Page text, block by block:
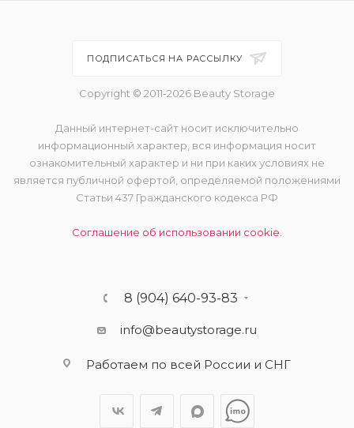
ПОДПИСАТЬСЯ НА РАССЫЛКУ
Copyright © 2011-2026 Beauty Storage
Данный интернет-сайт носит исключительно
информационный характер, вся информация носит
ознакомительный характер и ни при каких условиях не
является публичной офертой, определяемой положениями
Статьи 437 Гражданского кодекса РФ
Соглашение об использовании cookie.
8 (904) 640-93-83
info@beautystorage.ru
Работаем по всей России и СНГ